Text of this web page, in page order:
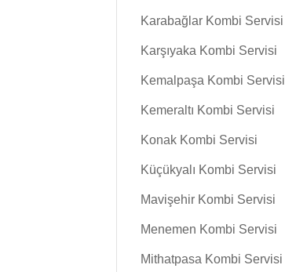
Karabağlar Kombi Servisi
Karşıyaka Kombi Servisi
Kemalpaşa Kombi Servisi
Kemeraltı Kombi Servisi
Konak Kombi Servisi
Küçükyalı Kombi Servisi
Mavişehir Kombi Servisi
Menemen Kombi Servisi
Mithatpasa Kombi Servisi